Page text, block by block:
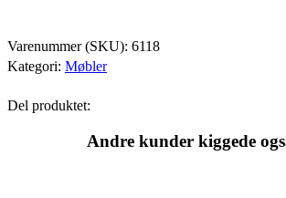
Varenummer (SKU): 6118
Kategori: Møbler
Del produktet:
Andre kunder kiggede